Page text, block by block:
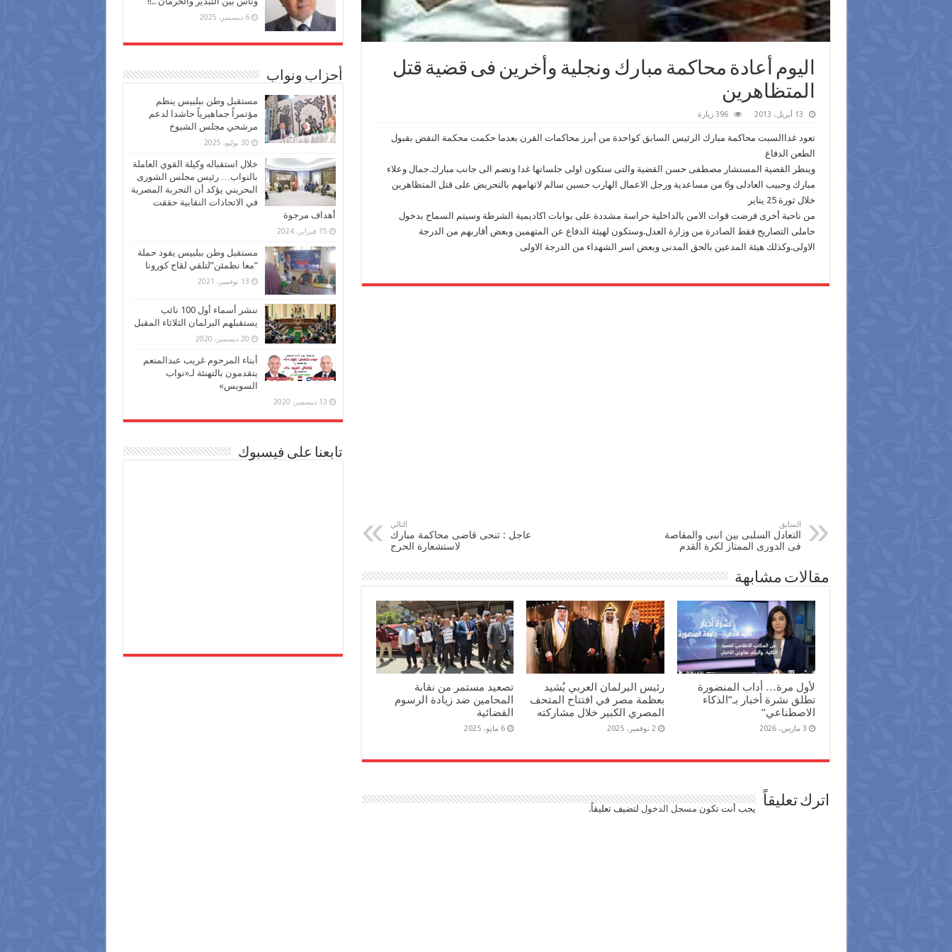
اليوم أعادة محاكمة مبارك ونجلية وأخرين فى قضية قتل
المتظاهرين
13 أبريل، 2013 396 زيارة
تعود غداالسبت محاكمة مبارك الرئيس السابق كواحدة من أبرز محاكمات القرن بعدما حكمت محكمة النقض بقبول
الطعن الدفاع
وينظر القضية المستشار مصطفى حسن القضية والتى ستكون اولى جلساتها غدا وتضم الى جانب مبارك.جمال وعلاء
مبارك وحبيب العادلى و6 من مساعدية ورجل الاعمال الهارب حسين سالم لاتهامهم بالتحريض على قتل المتظاهرين
خلال ثورة 25 يناير
من ناحية أخرى فرضت قوات الامن بالداخلية حراسة مشددة على بوابات اكاديمية الشرطة وسيتم السماح بدخول
حاملى التصاريح فقط الصادرة من وزارة العدل.وستكون لهيئة الدفاع عن المتهمين وبعض أقاربهم من الدرجة
الاولى.وكذلك هيئة المدعين بالحق المدنى وبعض اسر الشهداء من الدرجة الاولى
السابق
التعادل السلبى بين انبى والمقاصة
فى الدورى الممتاز لكرة القدم
التالي
عاجل : تنحى قاضى محاكمة مبارك
لاستشعارة الحرج
مقالات مشابهة
لأول مرة… أداب المنضورة
تطلق نشرة أخبار بـ”الذكاء
الاصطناعي”
3 مارس، 2026
رئيس البرلمان العربي يُشيد
بعظمة مصر في افتتاح المتحف
المصري الكبير خلال مشاركته
2 نوفمبر، 2025
تصعيد مستمر من نقابة
المحامين ضد زيادة الرسوم
القضائية
6 مايو، 2025
اترك تعليقاً يجب أنت تكون مسجل الدخول لتضيف تعليقاً.
6 ديسمبر، 2025
أحزاب ونواب
مستقبل وطن ببلبيس ينظم
مؤتمراً جماهيرياً حاشدا لدعم
مرشحي مجلس الشيوخ
30 يوليو، 2025
خلال استقباله وكيلة القوي العاملة
بالنواب… رئيس مجلس الشورى
البحريني يؤكد أن التجربة المصرية
في الاتحادات النقابية حققت
أهداف مرجوة
15 فبراير، 2024
مستقبل وطن ببلبيس يقود حملة
“معا نطمئن”لتلقي لقاح كورونا
13 نوفمبر، 2021
ننشر أسماء أول 100 نائب
يستقبلهم البرلمان الثلاثاء المقبل
20 ديسمبر، 2020
أبناء المرحوم غريب عبدالمنعم
يتقدمون بالتهنئة لـ«نواب
السويس»
13 ديسمبر، 2020
تابعنا على فيسبوك